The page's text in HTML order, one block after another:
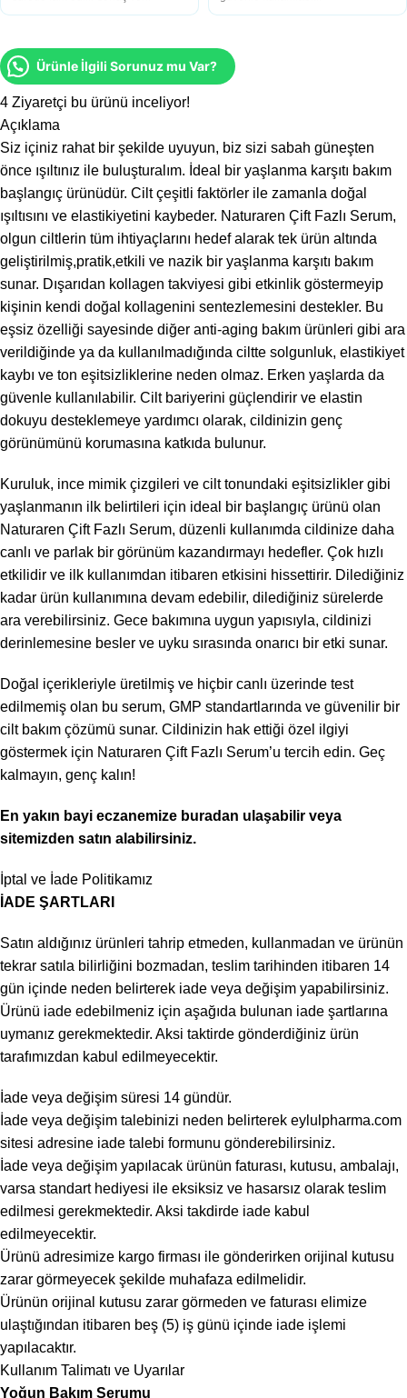
Ürünle İlgili Sorunuz mu Var?
4 Ziyaretçi bu ürünü inceliyor!
Açıklama
Siz içiniz rahat bir şekilde uyuyun, biz sizi sabah güneşten
önce ışıltınız ile buluşturalım. İdeal bir yaşlanma karşıtı bakım
başlangıç ürünüdür. Cilt çeşitli faktörler ile zamanla doğal
ışıltısını ve elastikiyetini kaybeder. Naturaren Çift Fazlı Serum,
olgun ciltlerin tüm ihtiyaçlarını hedef alarak tek ürün altında
geliştirilmiş,pratik,etkili ve nazik bir yaşlanma karşıtı bakım
sunar. Dışarıdan kollagen takviyesi gibi etkinlik göstermeyip
kişinin kendi doğal kollagenini sentezlemesini destekler. Bu
eşsiz özelliği sayesinde diğer anti-aging bakım ürünleri gibi ara
verildiğinde ya da kullanılmadığında ciltte solgunluk, elastikiyet
kaybı ve ton eşitsizliklerine neden olmaz. Erken yaşlarda da
güvenle kullanılabilir. Cilt bariyerini güçlendirir ve elastin
dokuyu desteklemeye yardımcı olarak, cildinizin genç
görünümünü korumasına katkıda bulunur.
Kuruluk, ince mimik çizgileri ve cilt tonundaki eşitsizlikler gibi
yaşlanmanın ilk belirtileri için ideal bir başlangıç ürünü olan
Naturaren Çift Fazlı Serum, düzenli kullanımda cildinize daha
canlı ve parlak bir görünüm kazandırmayı hedefler. Çok hızlı
etkilidir ve ilk kullanımdan itibaren etkisini hissettirir. Dilediğiniz
kadar ürün kullanımına devam edebilir, dilediğiniz sürelerde
ara verebilirsiniz. Gece bakımına uygun yapısıyla, cildinizi
derinlemesine besler ve uyku sırasında onarıcı bir etki sunar.
Doğal içerikleriyle üretilmiş ve hiçbir canlı üzerinde test
edilmemiş olan bu serum, GMP standartlarında ve güvenilir bir
cilt bakım çözümü sunar. Cildinizin hak ettiği özel ilgiyi
göstermek için Naturaren Çift Fazlı Serum’u tercih edin. Geç
kalmayın, genç kalın!
En yakın bayi eczanemize buradan ulaşabilir veya
sitemizden satın alabilirsiniz.
İptal ve İade Politikamız
İADE ŞARTLARI
Satın aldığınız ürünleri tahrip etmeden, kullanmadan ve ürünün
tekrar satıla bilirliğini bozmadan, teslim tarihinden itibaren 14
gün içinde neden belirterek iade veya değişim yapabilirsiniz.
Ürünü iade edebilmeniz için aşağıda bulunan iade şartlarına
uymanız gerekmektedir. Aksi taktirde gönderdiğiniz ürün
tarafımızdan kabul edilmeyecektir.
İade veya değişim süresi 14 gündür.
İade veya değişim talebinizi neden belirterek eylulpharma.com
sitesi adresine iade talebi formunu gönderebilirsiniz.
İade veya değişim yapılacak ürünün faturası, kutusu, ambalajı,
varsa standart hediyesi ile eksiksiz ve hasarsız olarak teslim
edilmesi gerekmektedir. Aksi takdirde iade kabul
edilmeyecektir.
Ürünü adresimize kargo firması ile gönderirken orijinal kutusu
zarar görmeyecek şekilde muhafaza edilmelidir.
Ürünün orijinal kutusu zarar görmeden ve faturası elimize
ulaştığından itibaren beş (5) iş günü içinde iade işlemi
yapılacaktır.
Kullanım Talimatı ve Uyarılar
Yoğun Bakım Serumu